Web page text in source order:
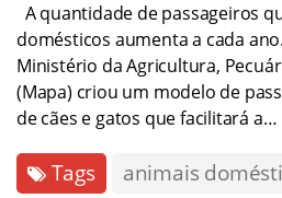
A quantidade de passageiros
domésticos aumenta a cada
Ministério da Agricultura,
(Mapa) criou um modelo de
de cães e gatos que facilitará a…
Tags animais